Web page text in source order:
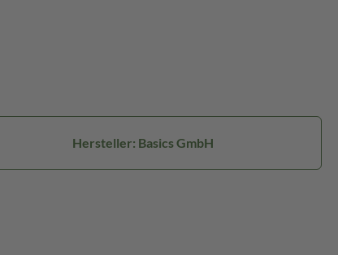
Hersteller: Basics GmbH